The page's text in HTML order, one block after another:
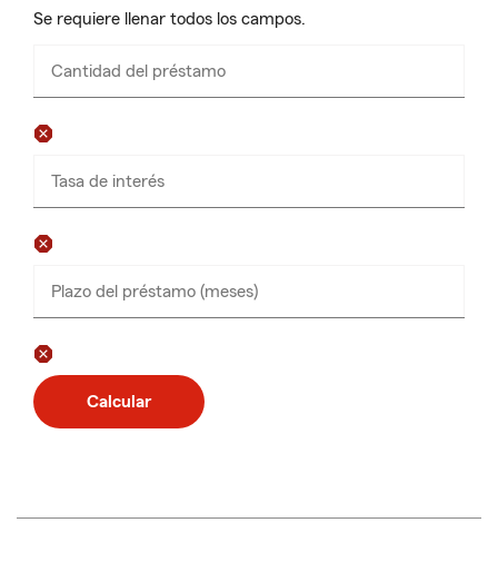
Se requiere llenar todos los campos.
Cantidad del préstamo
Tasa de interés
Plazo del préstamo (meses)
Calcular